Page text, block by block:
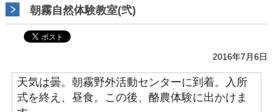
朝霧自然体験教室(弐)
2016年7月6日
天気は曇。朝霧野外活動センターに到着。入所
式を終え、昼食。この後、酪農体験に出かけま